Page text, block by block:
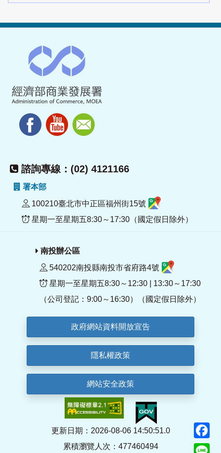
諮詢專線：(02) 4121166
署本部
100210臺北市中正區福州街15號
星期一至星期五8:30～17:30（國定假日除外）
南投辦公區
540202南投縣南投市省府路4號
星期一至星期五8:30～12:30 | 13:30～17:30
（公司登記：9:00～16:30）（國定假日除外）
政府網站資料開放宣告
隱私權政策
網站安全政策
更新日期：2026-08-06 14:50:51.0
累積瀏覽人次：477460494